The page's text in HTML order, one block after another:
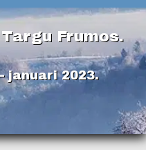
Frumos.
januari 2023.